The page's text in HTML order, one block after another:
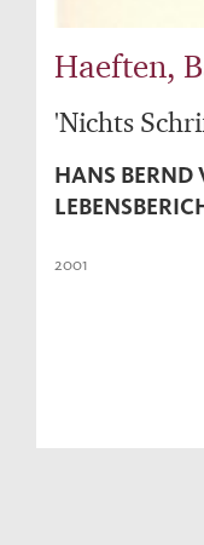
Haeften,
'Nichts
HANS BERND
2001